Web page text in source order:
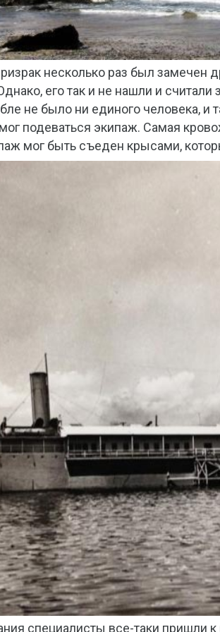
несколько раз был замечен
его так и не нашли и
не было ни единого человека,
подеваться экипаж. Самая
мог быть съеден крысами,
специалисты все-таки пришли